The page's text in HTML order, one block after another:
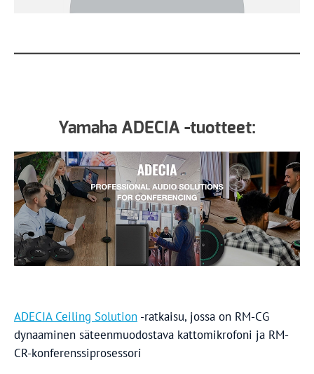
Yamaha ADECIA -tuotteet:
ADECIA Ceiling Solution -ratkaisu, jossa on RM-CG
dynaaminen säteenmuodostava kattomikrofoni ja RM-
CR-konferenssiprosessori